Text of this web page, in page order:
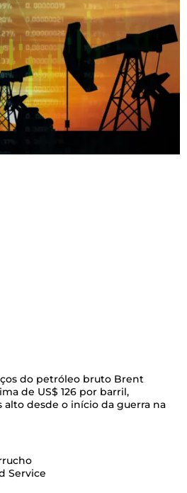
do petróleo bruto Brent
de US$ 126 por barril,
desde o início da guerra na
Service